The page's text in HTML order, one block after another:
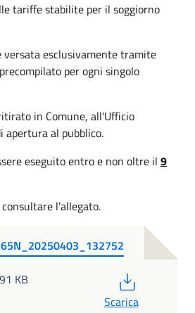
tariffe stabilite per il soggiorno
versata esclusivamente tramite
per ogni singolo
in Comune, all'Ufficio
apertura al pubblico.
eseguito entro e non oltre il 9
l'allegato.
KB
Scarica